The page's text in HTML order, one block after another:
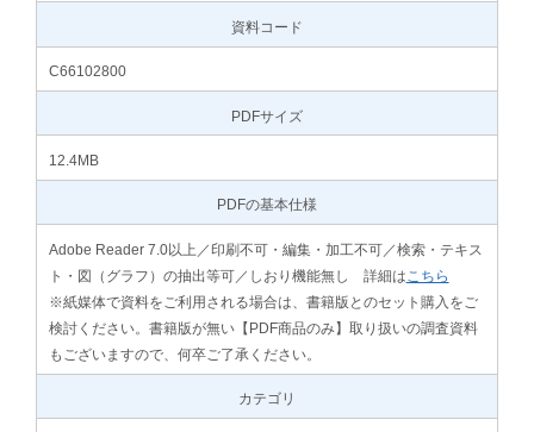
資料コード
C66102800
PDFサイズ
12.4MB
PDFの基本仕様
Adobe Reader 7.0以上／印刷不可・編集・加工不可／検索・テキス
ト・図（グラフ）の抽出等可／しおり機能無し 詳細は こちら
※紙媒体で資料をご利用される場合は、書籍版とのセット購入をご
検討ください。書籍版が無い【PDF商品のみ】取り扱いの調査資料
もございますので、何卒ご了承ください。
カテゴリ